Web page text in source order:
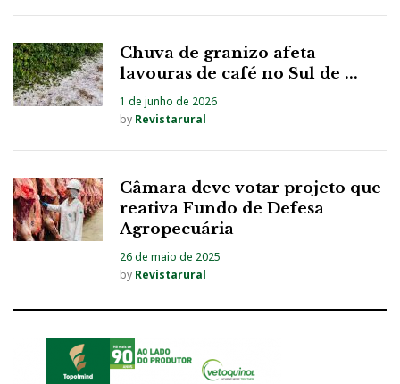
Chuva de granizo afeta
lavouras de café no Sul de ...
1 de junho de 2026
by Revistarural
Câmara deve votar projeto que
reativa Fundo de Defesa
Agropecuária
26 de maio de 2025
by Revistarural